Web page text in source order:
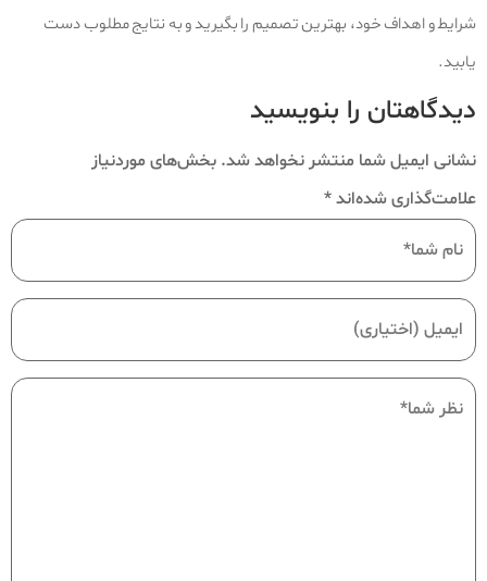
شرایط و اهداف خود، بهترین تصمیم را بگیرید و به نتایج مطلوب دست
یابید.
دیدگاهتان را بنویسید
نشانی ایمیل شما منتشر نخواهد شد. بخش‌های موردنیاز
علامت‌گذاری شده‌اند*